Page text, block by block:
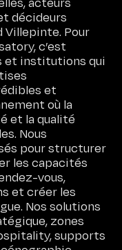
décideurs
Villepinte. Pour
c’est
et institutions qui
et
où la
et la qualité
Nous
pour structurer
les capacités
vous,
et créer les
Nos solutions
zones
supports